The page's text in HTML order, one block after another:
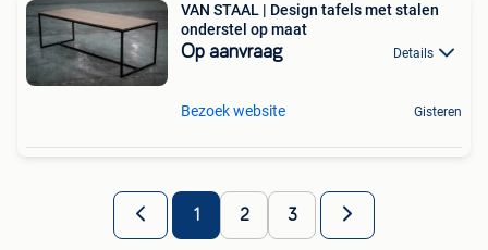
VAN STAAL | Design tafels met stalen
onderstel op maat
Op aanvraag Details
Bezoek website Gisteren
1 2 3